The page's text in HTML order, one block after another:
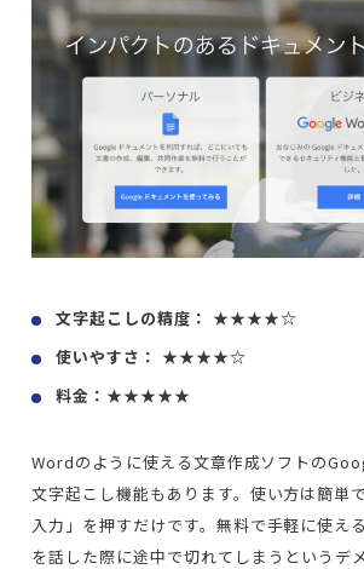
文字起こしの精度： ★★★★☆
使いやすさ： ★★★★☆
料金：★★★★★
Wordのように使える文章作成ソフトの
文字起こし機能もあります。使い方は簡単
入力」を押すだけです。無料で手軽に使え
を話した際に途中で切れてしまうというデ